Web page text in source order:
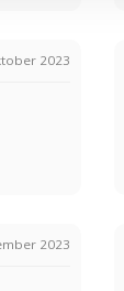
2023
2023